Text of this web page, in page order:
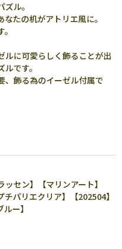
ル。
たの机がアトリエ風に。
ルに可愛らしく飾ることが出
です。
、飾る為のイーゼル付属で
セン】【マリンアート】
チパリエクリア】【202504】
ー】